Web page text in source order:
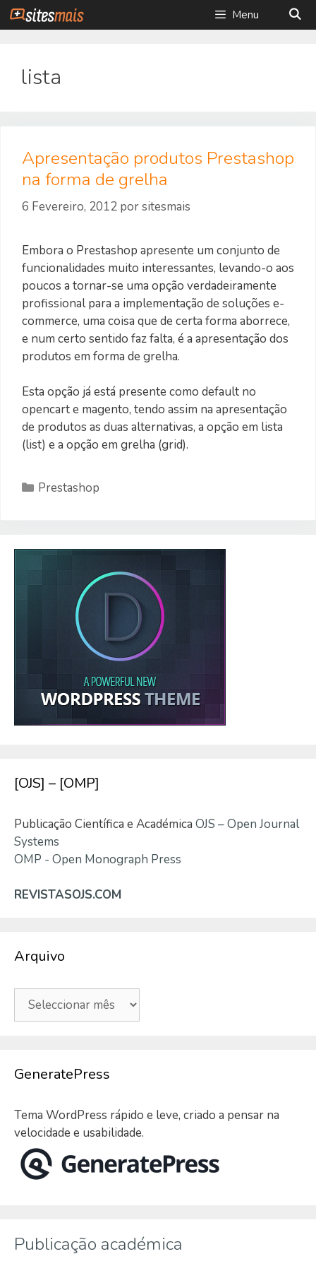
Saltar
para
Menu
lista
Apresentação produtos Prestashop
na forma de grelha
6 Fevereiro, 2012 porsitesmais
Embora o Prestashop apresente um conjunto de
funcionalidades muito interessantes, levando-o aos
poucos a tornar-se uma opção verdadeiramente
profissional para a implementação de soluções e-
commerce, uma coisa que de certa forma aborrece,
e num certo sentido faz falta, é a apresentação dos
produtos em forma de grelha.
Esta opção já está presente como default no
opencart e magento, tendo assim na apresentação
de produtos as duas alternativas, a opção em lista
(list) e a opção em grelha (grid).
Categorias
Prestashop
[OJS] – [OMP]
Publicação Científica e Académica OJS – Open Journal
Systems
OMP - Open Monograph Press
REVISTASOJS.COM
Arquivo
Arquivo
GeneratePress
Tema WordPress rápido e leve, criado a pensar na
velocidade e usabilidade.
Publicação académica